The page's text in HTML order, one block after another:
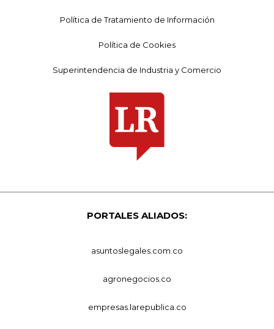
Política de Tratamiento de Información
Política de Cookies
Superintendencia de Industria y Comercio
PORTALES ALIADOS:
asuntoslegales.com.co
agronegocios.co
empresas.larepublica.co